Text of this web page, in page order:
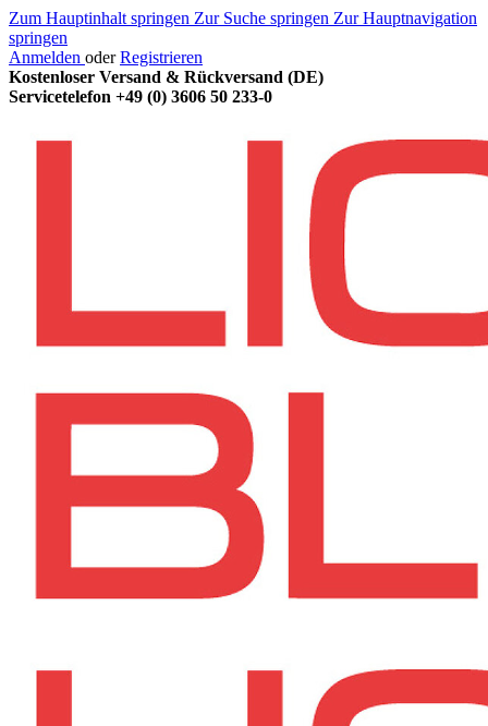
Zum Hauptinhalt springen Zur Suche springen Zur Hauptnavigation
springen
Anmelden oder Registrieren
Kostenloser Versand & Rückversand (DE)
Servicetelefon +49 (0) 3606 50 233-0